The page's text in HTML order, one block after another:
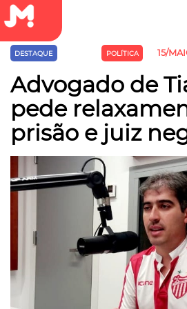
DESTAQUE POLÍTICA 15/
Advogado de
pede
prisão e juiz